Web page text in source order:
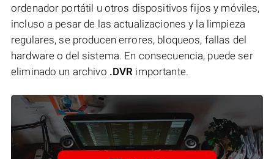
ordenador portátil u otros dispositivos fijos y móviles,
incluso a pesar de las actualizaciones y la limpieza
regulares, se producen errores, bloqueos, fallas del
hardware o del sistema. En consecuencia, puede ser
eliminado un archivo .DVR importante.